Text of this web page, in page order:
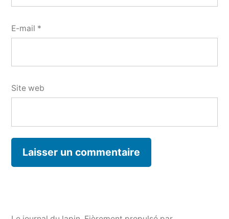
E-mail *
Site web